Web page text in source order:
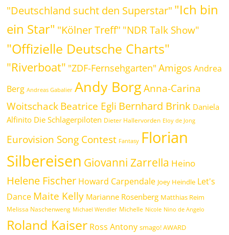
"Deutschland sucht den Superstar" "Ich bin
ein Star" "Kölner Treff" "NDR Talk Show"
"Offizielle Deutsche Charts"
"Riverboat" "ZDF-Fernsehgarten" Amigos Andrea
Berg Andreas Gabalier Andy Borg Anna-Carina
WoitschackBeatrice Egli Bernhard Brink Daniela
Alfinito Die Schlagerpiloten Dieter Hallervorden Eloy de Jong
Eurovision Song Contest Fantasy Florian
Silbereisen Giovanni Zarrella Heino
Helene Fischer Howard Carpendale Joey Heindle Let's
Dance Maite Kelly Marianne Rosenberg Matthias Reim
Melissa Naschenweng Michael Wendler Michelle Nicole Nino de Angelo
Roland Kaiser Ross Antony smago! AWARD